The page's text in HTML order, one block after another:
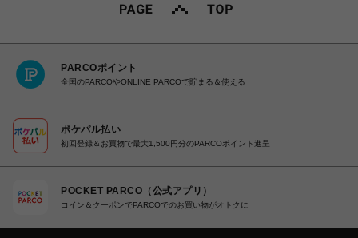
PARCOポイント
全国のPARCOやONLINE PARCOで貯まる＆使える
ポケパル払い
初回登録＆お買物で最大1,500円分のPARCOポイント進呈
POCKET PARCO（公式アプリ）
コイン＆クーポンでPARCOでのお買い物がオトクに